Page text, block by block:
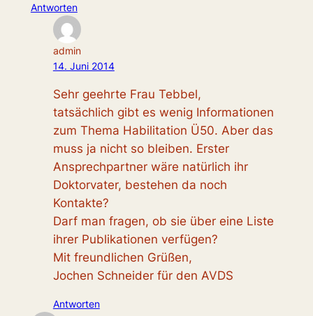
Antworten
admin
14. Juni 2014
Sehr geehrte Frau Tebbel,
tatsächlich gibt es wenig Informationen
zum Thema Habilitation Ü50. Aber das
muss ja nicht so bleiben. Erster
Ansprechpartner wäre natürlich ihr
Doktorvater, bestehen da noch
Kontakte?
Darf man fragen, ob sie über eine Liste
ihrer Publikationen verfügen?
Mit freundlichen Grüßen,
Jochen Schneider für den AVDS
Antworten